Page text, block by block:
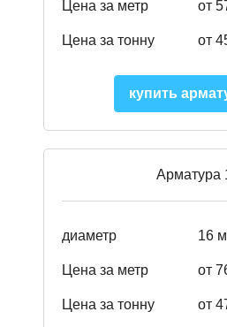
Цена за метр от
Цена за тонну от
купить
Арматура
диаметр 16
Цена за метр от
Цена за тонну от